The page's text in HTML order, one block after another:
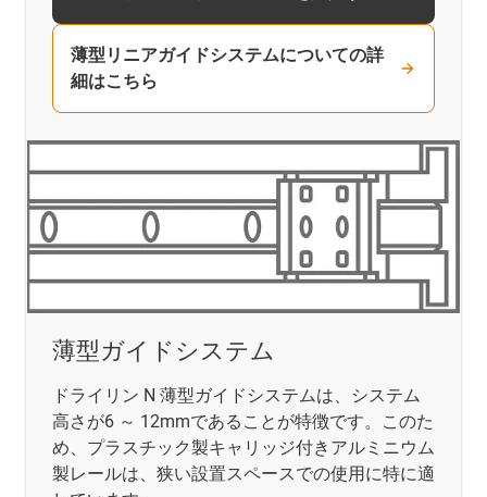
薄型ガイドシステム
ドライリン N 薄型ガイドシステムは、システム
高さが6 ～ 12mmであることが特徴です。このた
め、プラスチック製キャリッジ付きアルミニウム
製レールは、狭い設置スペースでの使用に特に適
薄型リニアガイドシステムについての詳
細はこちら